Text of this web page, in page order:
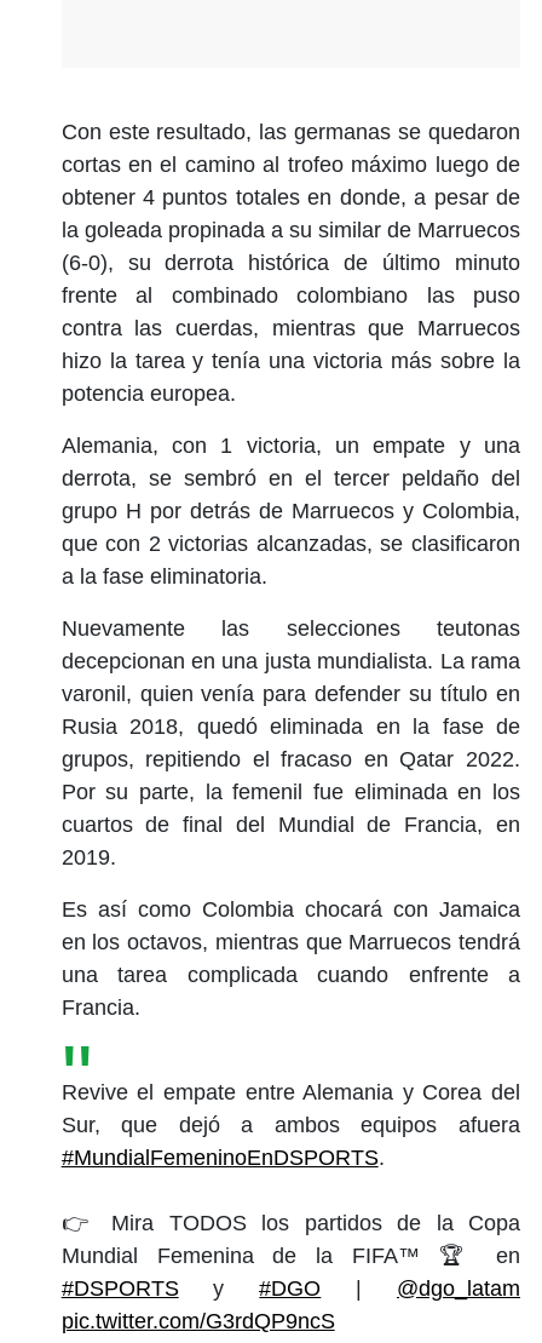
Con este resultado, las germanas se quedaron
cortas en el camino al trofeo máximo luego de
obtener 4 puntos totales en donde, a pesar de
la goleada propinada a su similar de Marruecos
(6-0), su derrota histórica de último minuto
frente al combinado colombiano las puso
contra las cuerdas, mientras que Marruecos
hizo la tarea y tenía una victoria más sobre la
potencia europea.
Alemania, con 1 victoria, un empate y una
derrota, se sembró en el tercer peldaño del
grupo H por detrás de Marruecos y Colombia,
que con 2 victorias alcanzadas, se clasificaron
a la fase eliminatoria.
Nuevamente las selecciones teutonas
decepcionan en una justa mundialista. La rama
varonil, quien venía para defender su título en
Rusia 2018, quedó eliminada en la fase de
grupos, repitiendo el fracaso en Qatar 2022.
Por su parte, la femenil fue eliminada en los
cuartos de final del Mundial de Francia, en
2019.
Es así como Colombia chocará con Jamaica
en los octavos, mientras que Marruecos tendrá
una tarea complicada cuando enfrente a
Francia.
Revive el empate entre Alemania y Corea del
Sur, que dejó a ambos equipos afuera
#MundialFemeninoEnDSPORTS.
👉 Mira TODOS los partidos de la Copa
Mundial Femenina de la FIFA™️ 🏆 en
#DSPORTSy#DGO | @dgo_latam
pic.twitter.com/G3rdQP9ncS